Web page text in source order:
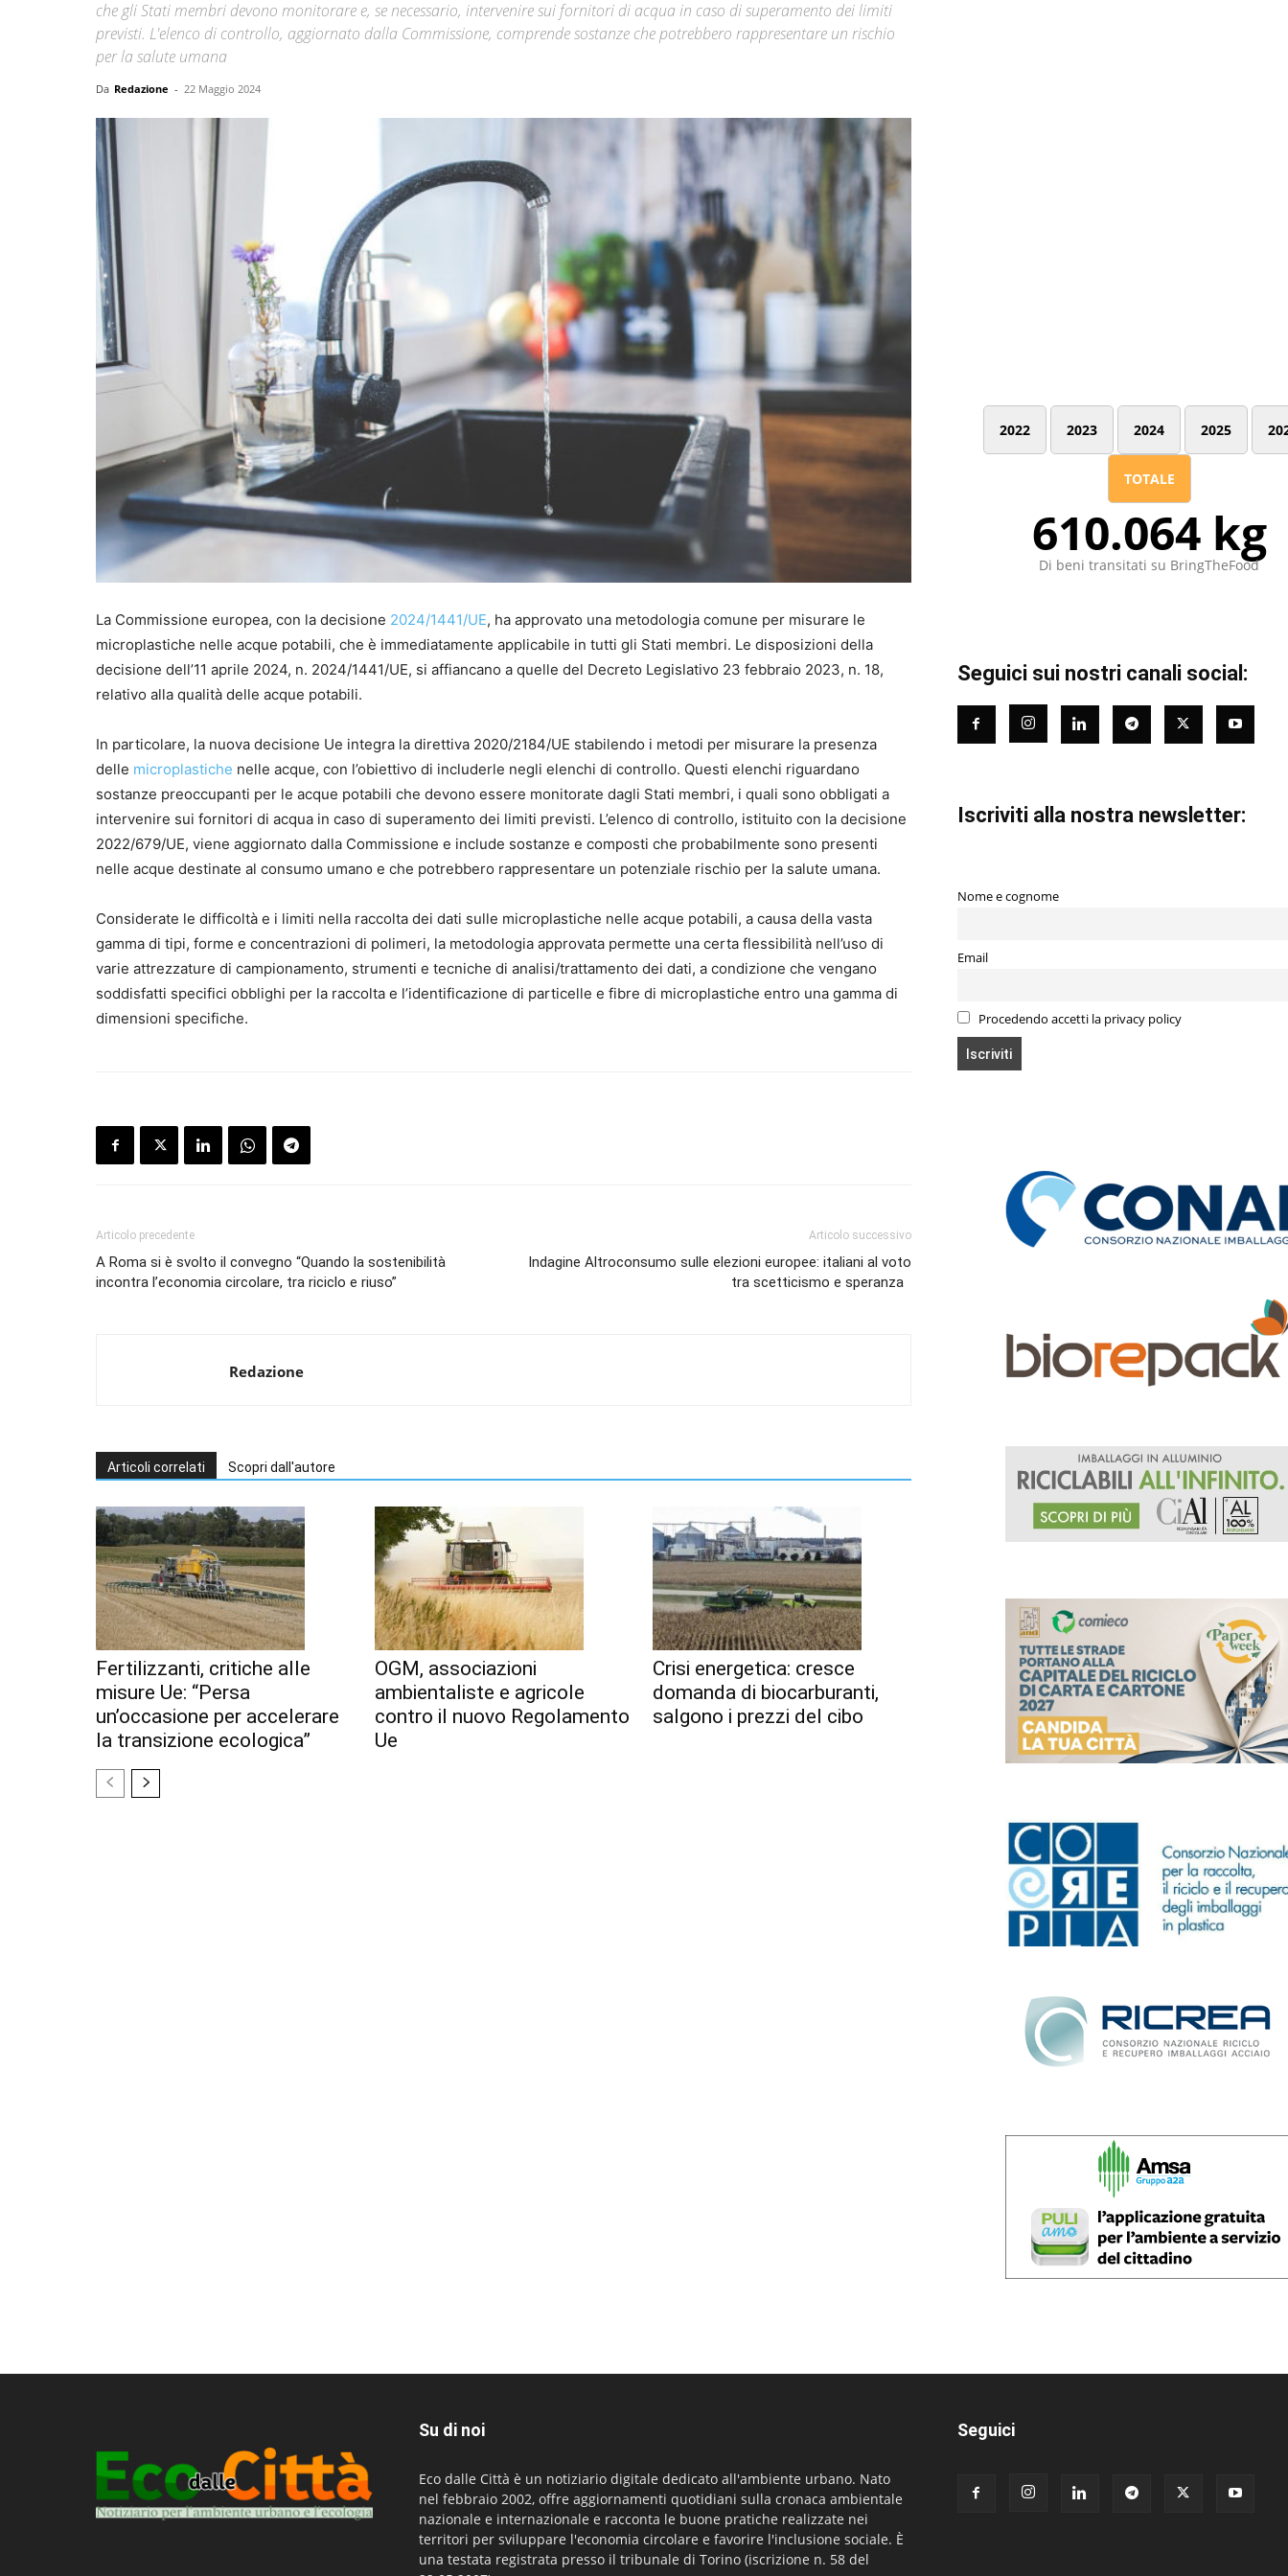
Città
che gli Stati membri devono monitorare e, se necessario, intervenire sui fornitori di acqua in caso di superamento dei limiti
previsti. L'elenco di controllo, aggiornato dalla Commissione, comprende sostanze che potrebbero rappresentare un rischio
per la salute umana
Da Redazione - 22 Maggio 2024
La Commissione europea, con la decisione 2024/1441/UE, ha approvato una metodologia comune per misurare le
microplastiche nelle acque potabili, che è immediatamente applicabile in tutti gli Stati membri. Le disposizioni della
decisione dell’11 aprile 2024, n. 2024/1441/UE, si affiancano a quelle del Decreto Legislativo 23 febbraio 2023, n. 18,
relativo alla qualità delle acque potabili.
In particolare, la nuova decisione Ue integra la direttiva 2020/2184/UE stabilendo i metodi per misurare la presenza
delle microplastiche nelle acque, con l’obiettivo di includerle negli elenchi di controllo. Questi elenchi riguardano
sostanze preoccupanti per le acque potabili che devono essere monitorate dagli Stati membri, i quali sono obbligati a
intervenire sui fornitori di acqua in caso di superamento dei limiti previsti. L’elenco di controllo, istituito con la decisione
2022/679/UE, viene aggiornato dalla Commissione e include sostanze e composti che probabilmente sono presenti
nelle acque destinate al consumo umano e che potrebbero rappresentare un potenziale rischio per la salute umana.
Considerate le difficoltà e i limiti nella raccolta dei dati sulle microplastiche nelle acque potabili, a causa della vasta
gamma di tipi, forme e concentrazioni di polimeri, la metodologia approvata permette una certa flessibilità nell’uso di
varie attrezzature di campionamento, strumenti e tecniche di analisi/trattamento dei dati, a condizione che vengano
soddisfatti specifici obblighi per la raccolta e l’identificazione di particelle e fibre di microplastiche entro una gamma di
dimensioni specifiche.
Articolo precedente
A Roma si è svolto il convegno “Quando la sostenibilità
incontra l’economia circolare, tra riciclo e riuso”
Articolo successivo
Indagine Altroconsumo sulle elezioni europee: italiani al voto
tra scetticismo e speranza
Redazione
Articoli correlati Scopri dall'autore
Fertilizzanti, critiche alle
misure Ue: “Persa
un’occasione per accelerare
la transizione ecologica”
OGM, associazioni
ambientaliste e agricole
contro il nuovo Regolamento
Ue
Crisi energetica: cresce
domanda di biocarburanti,
salgono i prezzi del cibo
2022 2023 2024 2025
TOTALE
610.064 kg
Di beni transitati su BringTheFood
Seguici sui nostri canali social:
Iscriviti alla nostra newsletter:
Nome e cognome
Email
Procedendo accetti la privacy policy
Su di noi
Eco dalle Città è un notiziario digitale dedicato all'ambiente urbano. Nato
nel febbraio 2002, offre aggiornamenti quotidiani sulla cronaca ambientale
nazionale e internazionale e racconta le buone pratiche realizzate nei
territori per sviluppare l'economia circolare e favorire l'inclusione sociale. È
una testata registrata presso il tribunale di Torino (iscrizione n. 58 del
Seguici